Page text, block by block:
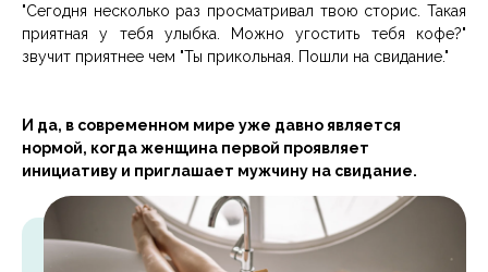
"Сегодня несколько раз просматривал твою сторис. Такая
приятная у тебя улыбка. Можно угостить тебя кофе?"
звучит приятнее чем "Ты прикольная. Пошли на свидание."
И да, в современном мире уже давно является
нормой, когда женщина первой проявляет
инициативу и приглашает мужчину на свидание.